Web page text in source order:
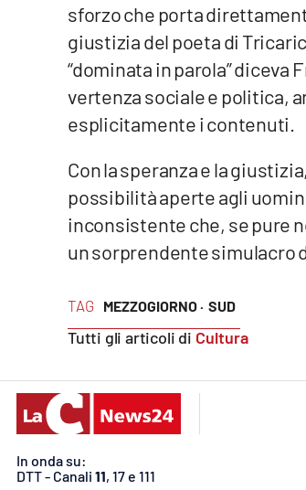
Lacapitalenews.it
Cosenzachannel.it
Catanzarochannel.it
App
TAG MEZZOGIORNO · SUD
Tutti gli articoli di Cultura
sforzo che porta
giustizia del poeta di
“dominata in parola”
vertenza sociale e politica,
esplicitamente i contenuti.
Con la speranza e la
possibilità aperte agli
inconsistente che, se pure
un sorprendente simulacro
In onda su:
DTT - Canali 11, 17 e 111